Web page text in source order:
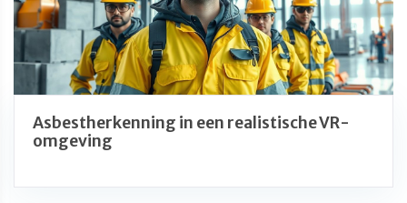
Asbestherkenning in een realistische VR-
omgeving